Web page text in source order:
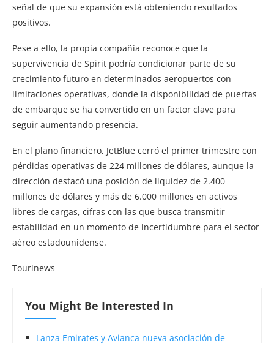
señal de que su expansión está obteniendo resultados
positivos.
Pese a ello, la propia compañía reconoce que la
supervivencia de Spirit podría condicionar parte de su
crecimiento futuro en determinados aeropuertos con
limitaciones operativas, donde la disponibilidad de puertas
de embarque se ha convertido en un factor clave para
seguir aumentando presencia.
En el plano financiero, JetBlue cerró el primer trimestre con
pérdidas operativas de 224 millones de dólares, aunque la
dirección destacó una posición de liquidez de 2.400
millones de dólares y más de 6.000 millones en activos
libres de cargas, cifras con las que busca transmitir
estabilidad en un momento de incertidumbre para el sector
aéreo estadounidense.
Tourinews
You Might Be Interested In
Lanza Emirates y Avianca nueva asociación de